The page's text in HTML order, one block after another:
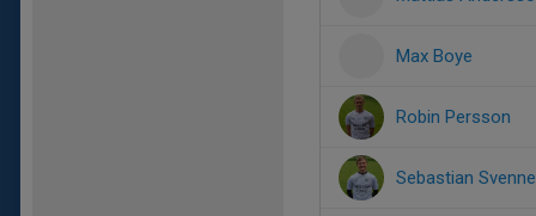
Max Boye
Robin Persson
Sebastian